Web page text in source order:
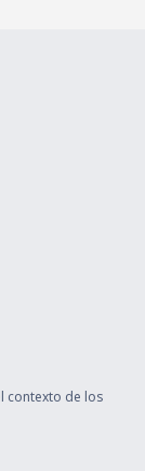
contexto de los